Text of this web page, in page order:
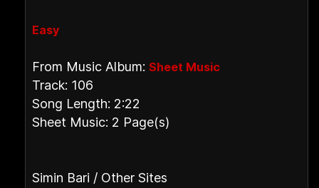
Easy
From Music Album: Sheet Music
Track: 106
Song Length: 2:22
Sheet Music: 2 Page(s)
Simin Bari / Other Sites